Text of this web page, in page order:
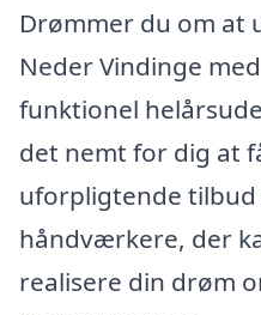
Drømmer du om at
Neder Vindinge
funktionel
det nemt for dig at
uforpligtende
håndværkere, der
realisere din drøm